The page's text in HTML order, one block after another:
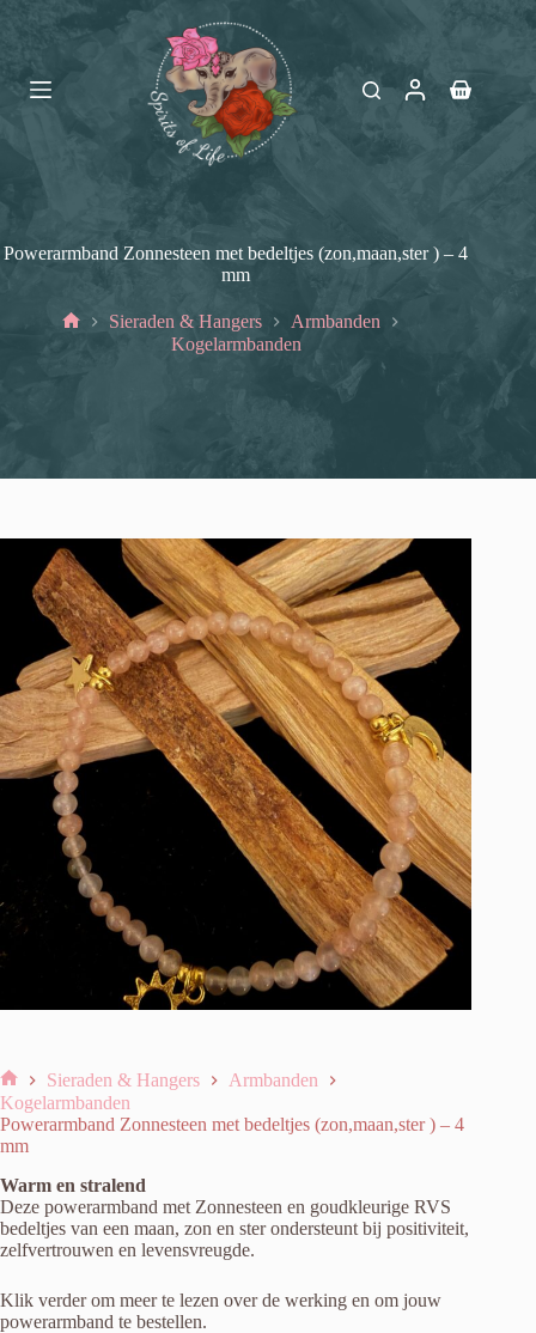
Powerarmband Zonnesteen met bedeltjes (zon,maan,ster ) – 4
mm
Sieraden & Hangers
Armbanden
Kogelarmbanden
Home
Sieraden & Hangers
Armbanden
Kogelarmbanden
Powerarmband Zonnesteen met bedeltjes (zon,maan,ster ) – 4
mm
Warm en stralend
Deze powerarmband met Zonnesteen en goudkleurige RVS
bedeltjes van een maan, zon en ster ondersteunt bij positiviteit,
zelfvertrouwen en levensvreugde.
Klik verder om meer te lezen over de werking en om jouw
powerarmband te bestellen.